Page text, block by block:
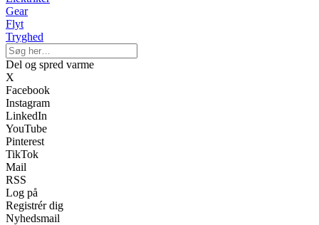
Gear
Flyt
Tryghed
Del og spred varme
X
Facebook
Instagram
LinkedIn
YouTube
Pinterest
TikTok
Mail
RSS
Log på
Registrér dig
Nyhedsmail